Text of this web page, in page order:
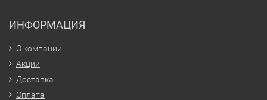
ИНФОРМАЦИЯ
О компании
Акции
Доставка
Оплата